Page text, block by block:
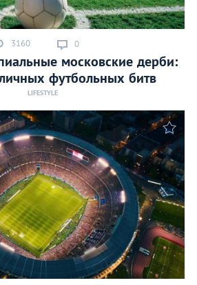
3160 0
московские дерби:
футбольных битв
LIFESTYLE